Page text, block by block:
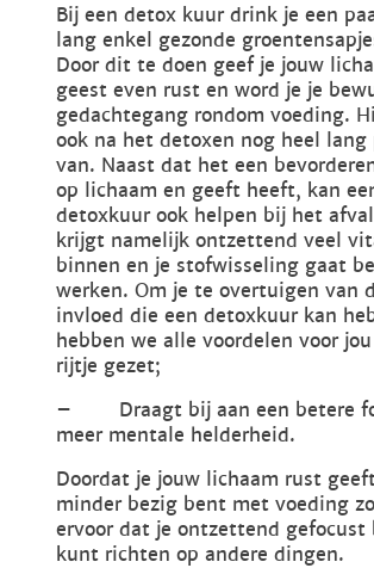
Bij een detox kuur drink je een
lang enkel gezonde
Door dit te doen geef je jouw
geest even rust en word je je
gedachtegang rondom voeding.
ook na het detoxen nog heel lang
van. Naast dat het een
op lichaam en geeft heeft, kan
detoxkuur ook helpen bij het
krijgt namelijk ontzettend veel
binnen en je stofwisseling gaat
werken. Om je te overtuigen van
invloed die een detoxkuur kan
hebben we alle voordelen voor
rijtje gezet;
– Draagt bij aan een betere
meer mentale helderheid.
Doordat je jouw lichaam rust
minder bezig bent met voeding
ervoor dat je ontzettend gefocust
kunt richten op andere dingen.